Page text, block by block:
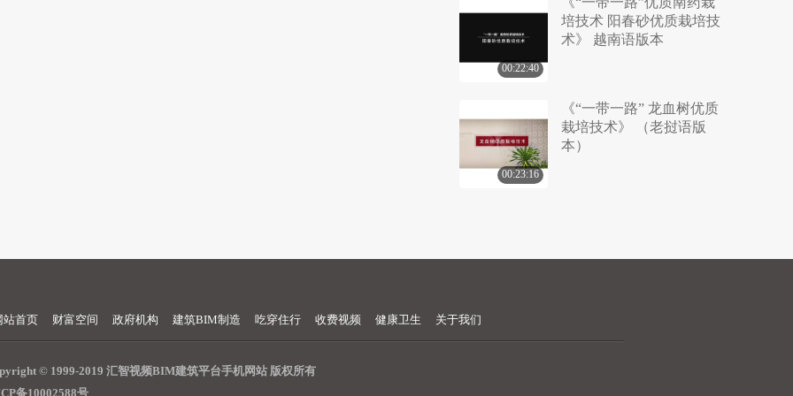
00:22:40
培技术 阳春砂优质栽培技
术》 越南语版本
00:23:16
《“一带一路” 龙血树优质
栽培技术》 （老挝语版
本）
站首页 财富空间 政府机构 建筑BIM制造 吃穿住行 收费视频 健康卫生 关于我们
© 1999-2019 汇智视频BIM建筑平台手机网站 版权所有
备10002588号